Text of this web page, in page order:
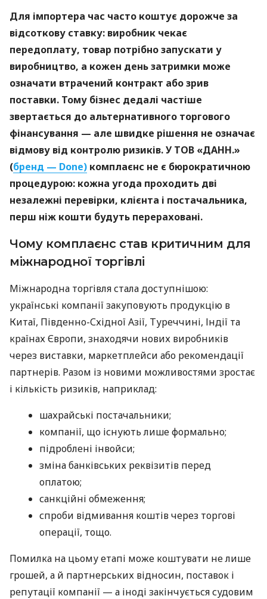
Для імпортера час часто коштує дорожче за
відсоткову ставку: виробник чекає
передоплату, товар потрібно запускати у
виробництво, а кожен день затримки може
означати втрачений контракт або зрив
поставки. Тому бізнес дедалі частіше
звертається до альтернативного торгового
фінансування — але швидке рішення не означає
відмову від контролю ризиків. У ТОВ «ДАНН.»
(бренд — Done) комплаєнс не є бюрократичною
процедурою: кожна угода проходить дві
незалежні перевірки, клієнта і постачальника,
перш ніж кошти будуть перераховані.
Чому комплаєнс став критичним для
міжнародної торгівлі
Міжнародна торгівля стала доступнішою:
українські компанії закуповують продукцію в
Китаї, Південно-Східної Азії, Туреччині, Індії та
країнах Європи, знаходячи нових виробників
через виставки, маркетплейси або рекомендації
партнерів. Разом із новими можливостями зростає
і кількість ризиків, наприклад:
шахрайські постачальники;
компанії, що існують лише формально;
підроблені інвойси;
зміна банківських реквізитів перед
оплатою;
санкційні обмеження;
спроби відмивання коштів через торгові
операції, тощо.
Помилка на цьому етапі може коштувати не лише
грошей, а й партнерських відносин, поставок і
репутації компанії — а іноді закінчується судовим